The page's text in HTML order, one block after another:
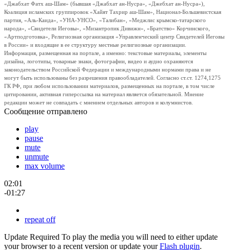
«Джабхат Фатх аш-Шам» (бывшая «Джабхат ан-Нусра», «Джебхат ан-Нусра»),
Коалиция исламских группировок «Хайят Тахрир аш-Шам», Национал-Большевистская
партия, «Аль-Каида», «УНА-УНСО», «Талибан», «Меджлис крымско-татарского
народа», «Свидетели Иеговы», «Мизантропик Дивижн», «Братство» Корчинского,
«Артподготовка», Религиозная организация «Управленческий центр Свидетелей Иеговы
в России» и входящие в ее структуру местные религиозные организации.
Информация, размещенная на портале, а именно: текстовые материалы, элементы
дизайна, логотипы, товарные знаки, фотографии, видео и аудио охраняются
законодательством Российской Федерации и международными нормами права и не
могут быть использованы без разрешения правообладателей. Согласно ст.ст. 1274,1275
ГК РФ, при любом использовании материалов, размещенных на портале, в том числе
цитировании, активная гиперссылка на материал является обязательной. Мнение
редакции может не совпадать с мнением отдельных авторов и колумнистов.
Сообщение отправлено
play
pause
mute
unmute
max volume
02:01
-01:27
repeat off
Update Required To play the media you will need to either update
your browser to a recent version or update yourFlash plugin.